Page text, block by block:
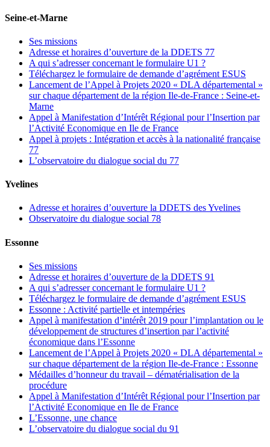
Seine-et-Marne
Ses missions
Adresse et horaires d’ouverture de la DDETS 77
A qui s’adresser concernant le formulaire U1 ?
Téléchargez le formulaire de demande d’agrément ESUS
Lancement de l’Appel à Projets 2020 « DLA départemental »
sur chaque département de la région Ile-de-France : Seine-et-
Marne
Appel à Manifestation d’Intérêt Régional pour l’Insertion par
l’Activité Economique en Ile de France
Appel à projets : Intégration et accès à la nationalité française
77
L’observatoire du dialogue social du 77
Yvelines
Adresse et horaires d’ouverture la DDETS des Yvelines
Observatoire du dialogue social 78
Essonne
Ses missions
Adresse et horaires d’ouverture de la DDETS 91
A qui s’adresser concernant le formulaire U1 ?
Téléchargez le formulaire de demande d’agrément ESUS
Essonne : Activité partielle et intempéries
Appel à manifestation d’intérêt 2019 pour l’implantation ou le
développement de structures d’insertion par l’activité
économique dans l’Essonne
Lancement de l’Appel à Projets 2020 « DLA départemental »
sur chaque département de la région Ile-de-France : Essonne
Médailles d’honneur du travail – dématérialisation de la
procédure
Appel à Manifestation d’Intérêt Régional pour l’Insertion par
l’Activité Economique en Ile de France
L’Essonne, une chance
L’observatoire du dialogue social du 91